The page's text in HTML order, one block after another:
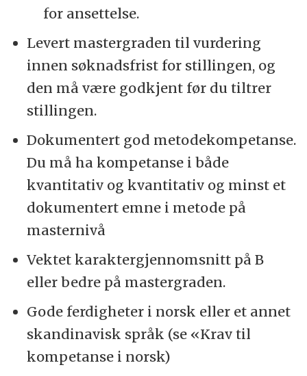
for ansettelse.
Levert mastergraden til vurdering
innen søknadsfrist for stillingen, og
den må være godkjent før du tiltrer
stillingen.
Dokumentert god metodekompetanse.
Du må ha kompetanse i både
kvantitativ og kvantitativ og minst et
dokumentert emne i metode på
masternivå
Vektet karaktergjennomsnitt på B
eller bedre på mastergraden.
Gode ferdigheter i norsk eller et annet
skandinavisk språk (se «Krav til
kompetanse i norsk)